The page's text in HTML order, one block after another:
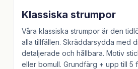
Klassiska strumpor
Våra klassiska strumpor är den
alla tillfällen. Skräddarsydda med
detaljerade och hållbara. Motiv
eller bomull. Grundfärg + upp till 5